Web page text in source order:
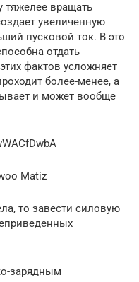
тяжелее вращать
увеличенную
пусковой ток. В это
отдать
фактов усложняет
более-менее, а
и может вообще
Matiz
то завести силовую
зарядным